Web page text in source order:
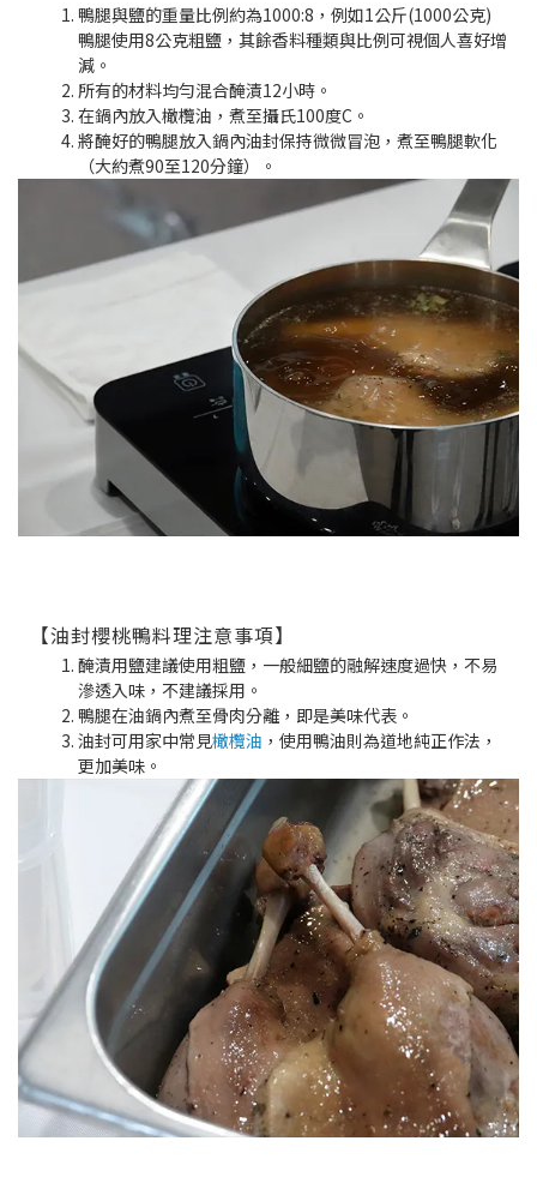
鴨腿與鹽的重量比例約為1000:8，例如1公斤(1000公克)
鴨腿使用8公克粗鹽，其餘香料種類與比例可視個人喜好增
減。
所有的材料均勻混合醃漬12小時。
在鍋內放入橄欖油，煮至攝氏100度C。
將醃好的鴨腿放入鍋內油封保持微微冒泡，煮至鴨腿軟化
（大約煮90至120分鐘）。
【油封櫻桃鴨料理注意事項】
醃漬用鹽建議使用粗鹽，一般細鹽的融解速度過快，不易
滲透入味，不建議採用。
鴨腿在油鍋內煮至骨肉分離，即是美味代表。
油封可用家中常見橄欖油 ，使用鴨油則為道地純正作法，
更加美味。